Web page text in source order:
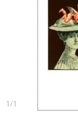
1 /1